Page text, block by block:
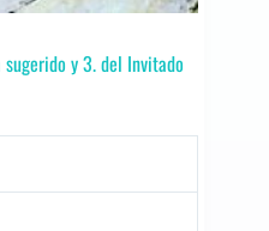
y 3. del Invitado